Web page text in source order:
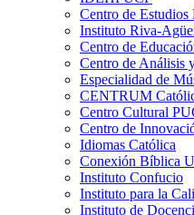
Centro de Estudios
Instituto Riva-
Centro de
Centro de Análisis
Especialidad de
CENTRUM
Centro Cultural
Centro de
Idiomas Católica
Conexión Bíblica
Instituto Confucio
Instituto para la
Instituto de